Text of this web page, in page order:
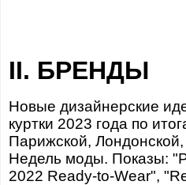
II. БРЕНДЫ
Новые дизайнерские
куртки 2023 года по
Парижской,
Недель моды. Показы:
2022 Ready-to-Wear",